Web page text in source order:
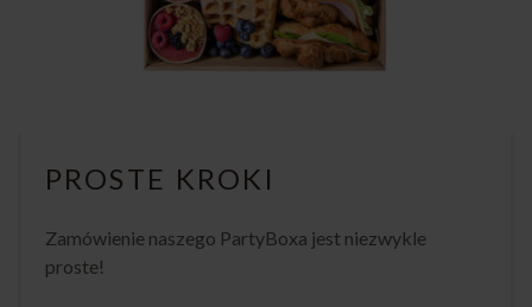
PROSTE KROKI
Zamówienie naszego PartyBoxa jest niezwykle
proste!